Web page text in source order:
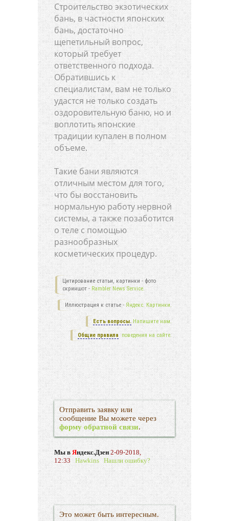
Строительство экзотических
бань, в частности японских
бань, достаточно
щепетильный вопрос,
который требует
ответственного подхода.
Обратившись к
специалистам, вам не только
удастся не только создать
оздоровительную баню, но и
воплотить японские
традиции купален в полном
объеме.
Такие бани являются
отличным местом для того,
что бы восстановить
нормальную работу нервной
системы, а также позаботится
о теле с помощью
разнообразных
косметических процедур.
Цитирование статьи, картинки - фото
скриншот - Rambler News Service.
Иллюстрация к статье - Яндекс. Картинки.
Есть вопросы. Напишите нам.
Общие правила поведения на сайте.
Отправить заявку или
сообщение Вы можете через
форму обратной связи.
Мы в Яндекс.Дзен2-09-2018,
12:33 Hawkins Нашли ошибку?
Это может быть интересным.